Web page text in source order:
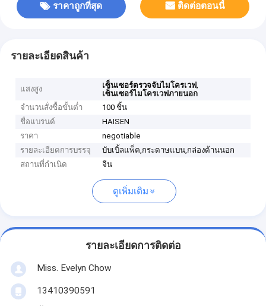
ราคาถูกที่สุด ติดต่อตอนนี้
รายละเอียดสินค้า
แสงสูง เซ็นเซอร์ตรวจจับไมโครเวฟ,
เซ็นเซอร์ไมโครเวฟภายนอก
จำนวนสั่งซื้อขั้นต่ำ
100 ชิ้น
ชื่อแบรนด์
HAISEN
ราคา
negotiable
รายละเอียดการบรรจุ
บับเบิ้ลแพ็ค,กระดาษแบน,กล่องด้านนอก
สถานที่กำเนิด
จีน
ดูเพิ่มเติม
รายละเอียดการติดต่อ
Miss. Evelyn Chow
13410390591